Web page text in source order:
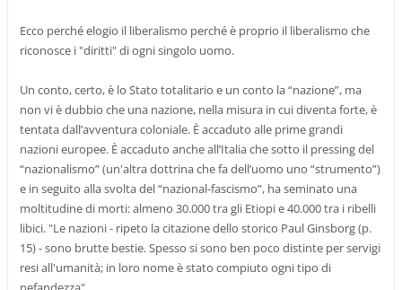
Ecco perché elogio il liberalismo perché è proprio il liberalismo che
riconosce i "diritti" di ogni singolo uomo.
Un conto, certo, è lo Stato totalitario e un conto la “nazione”, ma
non vi è dubbio che una nazione, nella misura in cui diventa forte, è
tentata dall’avventura coloniale. È accaduto alle prime grandi
nazioni europee. È accaduto anche all’Italia che sotto il pressing del
“nazionalismo” (un'altra dottrina che fa dell’uomo uno “strumento”)
e in seguito alla svolta del “nazional-fascismo”, ha seminato una
moltitudine di morti: almeno 30.000 tra gli Etiopi e 40.000 tra i ribelli
libici. "Le nazioni - ripeto la citazione dello storico Paul Ginsborg (p.
15) - sono brutte bestie. Spesso si sono ben poco distinte per servigi
resi all'umanità; in loro nome è stato compiuto ogni tipo di